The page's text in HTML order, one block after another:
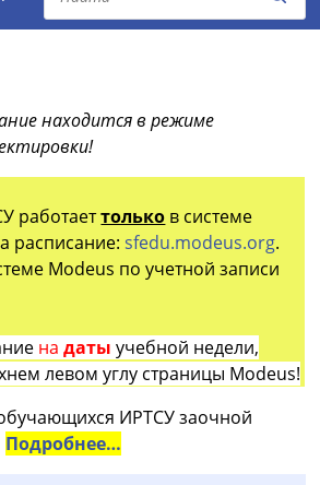
находится в режиме
работаеттолько в системе
расписание:sfedu.modeus.org.
Modeus по учетной записи
на датыучебной недели,
левом углу страницы Modeus!
ИРТСУ заочной
Подробнее…